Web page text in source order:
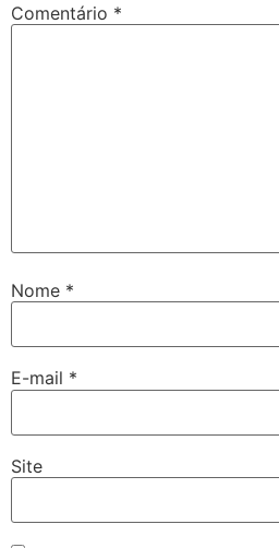
Comentário *
Nome *
E-mail *
Site